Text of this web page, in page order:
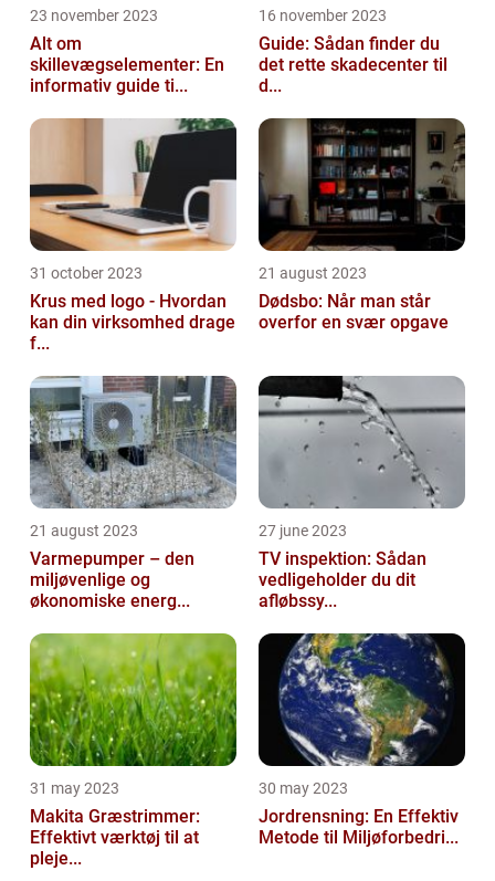
23 november 2023
Alt om
skillevægselementer: En
informativ guide ti...
16 november 2023
Guide: Sådan finder du
det rette skadecenter til
d...
31 october 2023
Krus med logo - Hvordan
kan din virksomhed drage
f...
21 august 2023
Dødsbo: Når man står
overfor en svær opgave
21 august 2023
Varmepumper – den
miljøvenlige og
økonomiske energ...
27 june 2023
TV inspektion: Sådan
vedligeholder du dit
afløbssy...
31 may 2023
Makita Græstrimmer:
Effektivt værktøj til at
pleje...
30 may 2023
Jordrensning: En Effektiv
Metode til Miljøforbedri...